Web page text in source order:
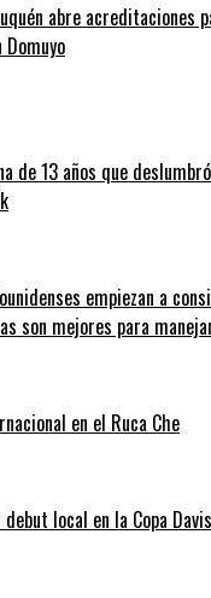
abre acreditaciones
de 13 años que
empiezan a
son mejores para
en el Ruca Che
debut local en la Copa